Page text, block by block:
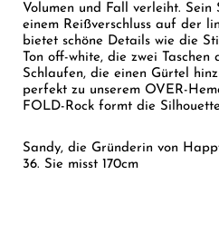
Volumen und Fall verleiht. Sein
einem Reißverschluss auf der
bietet schöne Details wie die
Ton off-white, die zwei
Schlaufen, die einen Gürtel
perfekt zu unserem OVER-
FOLD-Rock formt die
Sandy, die Gründerin von
36. Sie misst 170cm